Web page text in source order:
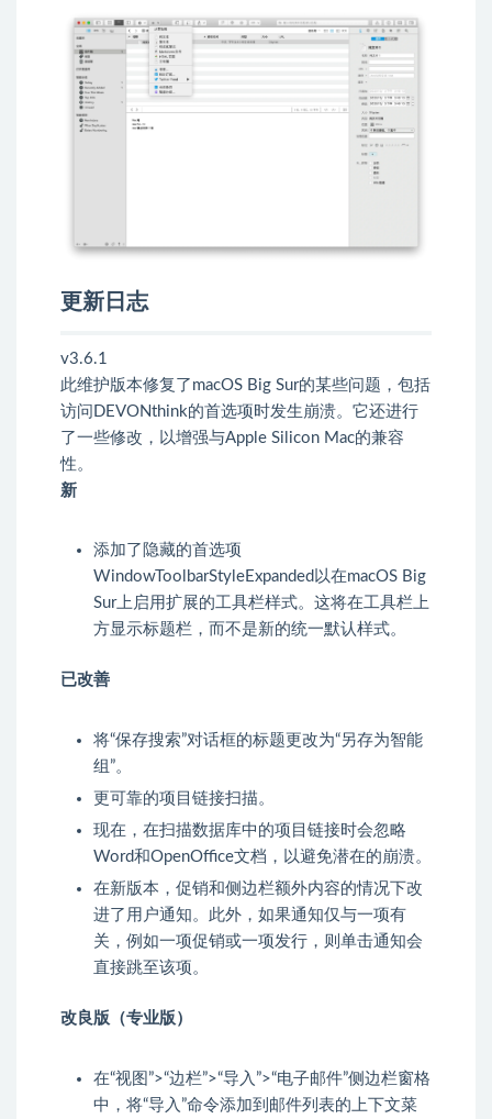
更新日志
v3.6.1
此维护版本修复了macOS Big Sur的某些问题，包括
访问DEVONthink的首选项时发生崩溃。它还进行
了一些修改，以增强与Apple Silicon Mac的兼容
性。
新
添加了隐藏的首选项
WindowToolbarStyleExpanded以在macOS Big
Sur上启用扩展的工具栏样式。这将在工具栏上
方显示标题栏，而不是新的统一默认样式。
已改善
将“保存搜索”对话框的标题更改为“另存为智能
组”。
更可靠的项目链接扫描。
现在，在扫描数据库中的项目链接时会忽略
Word和OpenOffice文档，以避免潜在的崩溃。
在新版本，促销和侧边栏额外内容的情况下改
进了用户通知。此外，如果通知仅与一项有
关，例如一项促销或一项发行，则单击通知会
直接跳至该项。
改良版（专业版）
在“视图”>“边栏”>“导入”>“电子邮件”侧边栏窗格
中，将“导入”命令添加到邮件列表的上下文菜